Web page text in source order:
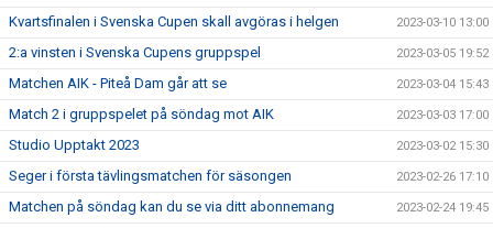
Kvartsfinalen i Svenska Cupen skall avgöras i helgen 2023-03-10 13:00
2:a vinsten i Svenska Cupens gruppspel 2023-03-05 19:52
Matchen AIK - Piteå Dam går att se 2023-03-04 15:43
Match 2 i gruppspelet på söndag mot AIK 2023-03-03 17:00
Studio Upptakt 2023 2023-03-02 15:30
Seger i första tävlingsmatchen för säsongen 2023-02-26 17:10
Matchen på söndag kan du se via ditt abonnemang 2023-02-24 19:45